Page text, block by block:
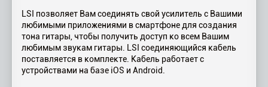
LSI позволяет Вам соединять свой усилитель с Вашими
любимыми приложениями в смартфоне для создания
тона гитары, чтобы получить доступ ко всем Вашим
любимым звукам гитары. LSI соединяющийся кабель
поставляется в комплекте. Кабель работает с
устройствами на базе iOS и Android.